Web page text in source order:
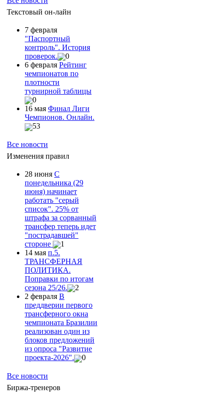
Текстовый он-лайн
7 февраля
"Паспортный
контроль". История
проверок.
0
6 февраля Рейтинг
чемпионатов по
плотности
турнирной таблицы
0
16 мая Финал Лиги
Чемпионов. Онлайн.
53
Все новости
Изменения правил
28 июня С
понедельника (29
июня) начинает
работать "серый
список". 25% от
штрафа за сорванный
трансфер теперь идет
"пострадавшей"
стороне
1
14 мая п.5.
ТРАНСФЕРНАЯ
ПОЛИТИКА.
Поправки по итогам
сезона 25/26.
2
2 февраля В
преддверии первого
трансферного окна
чемпионата Бразилии
реализован один из
блоков предложений
из опроса "Развитие
проекта-2026".
0
Все новости
Биржа-тренеров